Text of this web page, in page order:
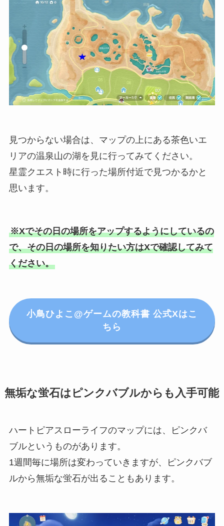
見つからない場合は、マップの上にある茶色いエ
リアの温泉山の湖を見に行ってみてください。
星霊クエスト時に行った場所付近で見つかるかと
思います。
※Xでその日の場所をアップするようにしているの
で、その日の場所を知りたい方はXで確認してみて
ください。
小鳥ひよこ@ゲームの教科書 公式Xはこ
ちら
無垢な蛍石はピンクバブルからも入手可能
ハートピアスローライフのマップには、ピンクバ
ブルというものがあります。
1週間毎に場所は変わっていきますが、ピンクバブ
ルから無垢な蛍石が出ることもあります。